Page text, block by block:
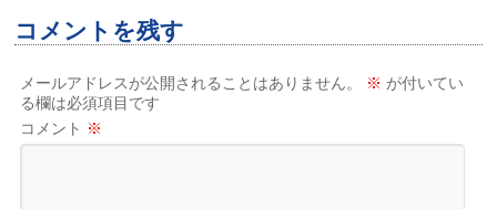
コメントを残す
メールアドレスが公開されることはありません。 ※ が付いてい
る欄は必須項目です
コメント ※